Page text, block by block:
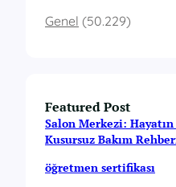
Genel (50.229)
Featured Post
Salon Merkezi:
Kusursuz Bakım
öğretmen sertifikası